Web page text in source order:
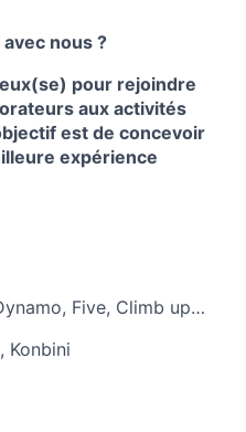
nous ?
pour rejoindre
aux activités
est de concevoir
expérience
Five, Climb up…
Konbini